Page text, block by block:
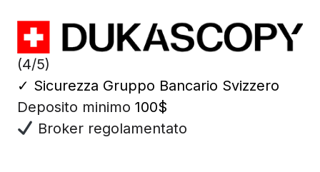
(4/5)
✓ Sicurezza Gruppo Bancario Svizzero
Deposito minimo 100$
Broker regolamentato